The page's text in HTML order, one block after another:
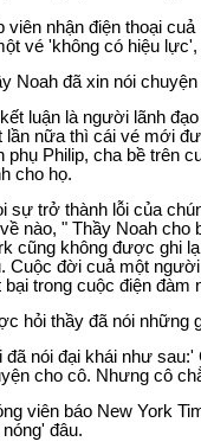
viên nhận điện thoại
vé 'không có hiệu
Noah đã xin nói
luận là người lãnh
lần nữa thì cái vé mới
phụ Philip, cha bề trên
cho họ.
sự trở thành lỗi của
nào, " Thầy Noah cho
cũng không được ghi
Cuộc đời cuả một
bại trong cuộc điện đàm
hỏi thầy đã nói những
đã nói đại khái như
cho cô. Nhưng cô
viên báo New York
đâu.